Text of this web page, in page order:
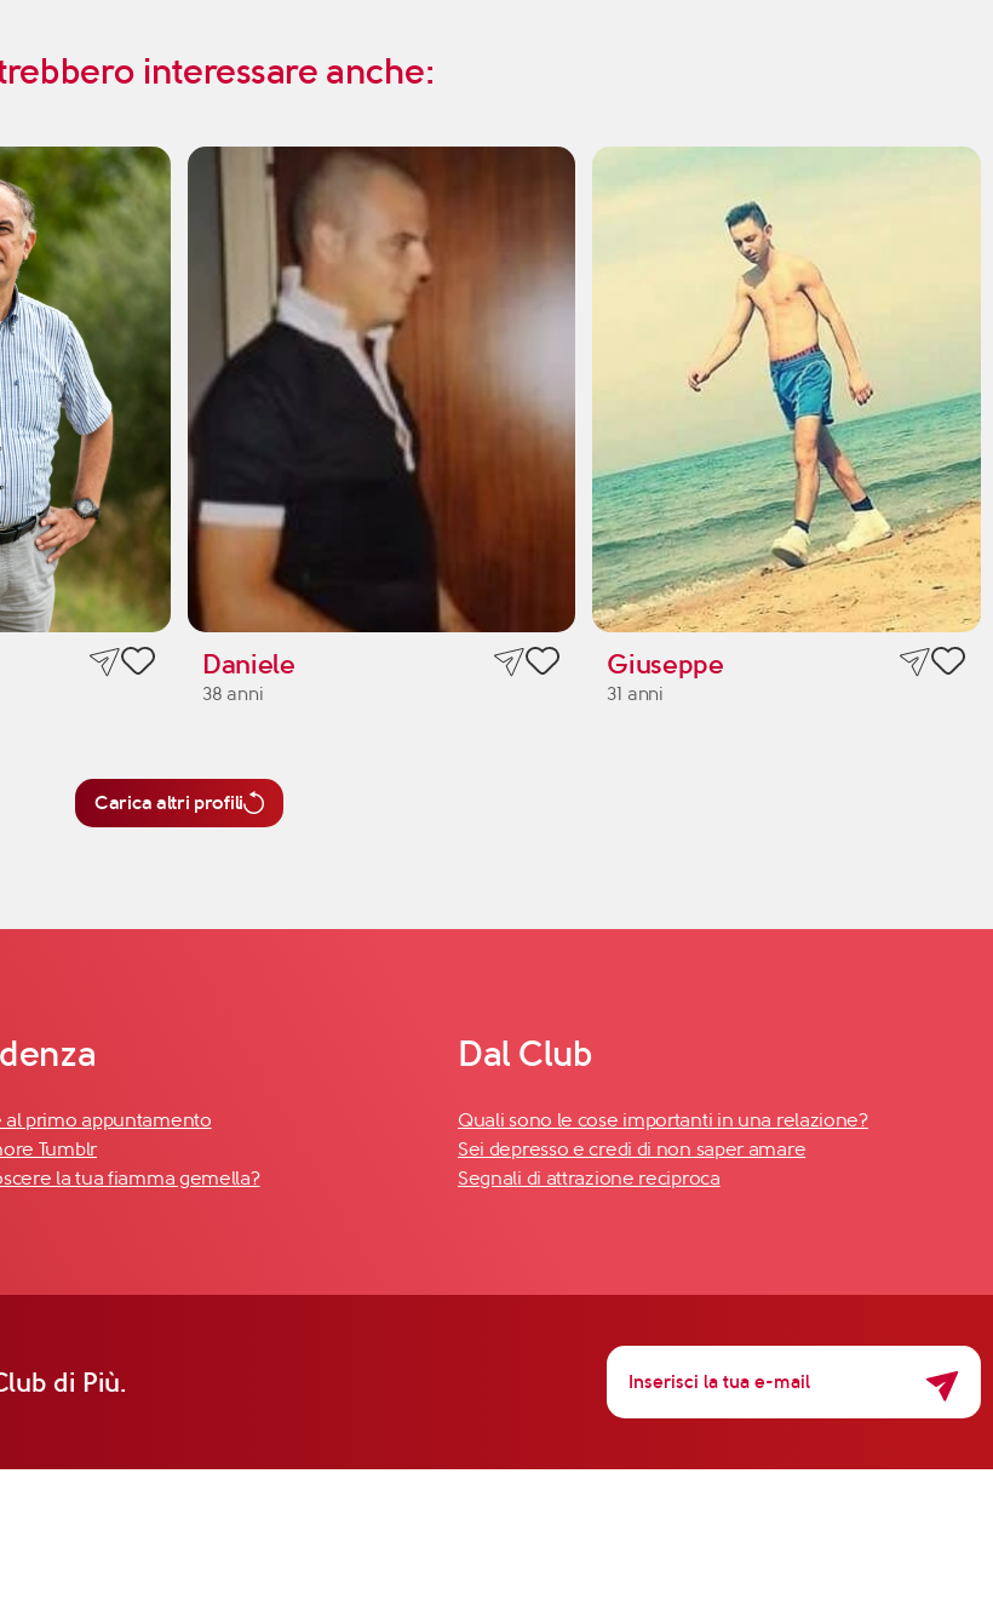
interessare anche:
Daniele
38 anni
Giuseppe
31 anni
Carica altri profili
al primo appuntamento
Tumblr
la tua fiamma gemella?
Dal Club
Quali sono le cose importanti in una relazione?
Sei depresso e credi di non saper amare
Segnali di attrazione reciproca
di Più.